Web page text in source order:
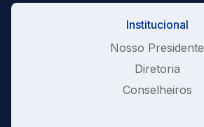
Institucional
Nosso Presidente
Diretoria
Conselheiros